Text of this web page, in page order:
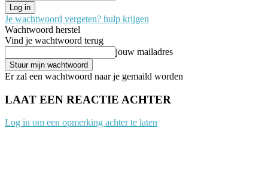
Je wachtwoord vergeten? hulp krijgen
Wachtwoord herstel
Vind je wachtwoord terug
jouw mailadres
Er zal een wachtwoord naar je gemaild worden
LAAT EEN REACTIE ACHTER
Log in om een opmerking achter te laten